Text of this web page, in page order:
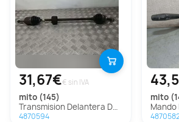
31,67€€ sin IVA
mito (145)
Transmision Delantera Derecha Para Alfa Romeo Mito
4870594
mito
Mando